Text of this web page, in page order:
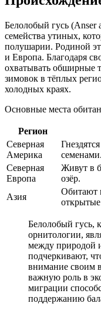
Белолобый гусь (Anser
семейства утиных,
полушарии. Родиной
и Европа. Благодаря
охватывать обширные
зимовок в тёплых
холодных краях.
Основные места
Регион
Северная
Америка
семенами.
Северная
Европа
Живут в
озёр.
Азия
Обитают
открытые
Белолобый гусь,
орнитологии,
между природой
подчеркивают,
внимание своим
важную роль в
миграции
поддержанию